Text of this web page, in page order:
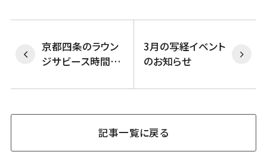
京都四条のラウン
ジサビース時間改
3月の写経イベント
のお知らせ
記事一覧に戻る